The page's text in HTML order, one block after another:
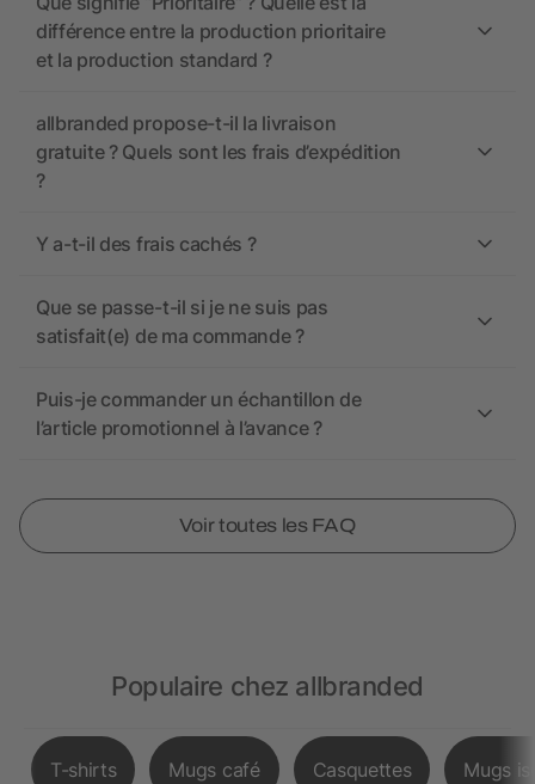
différence entre la production prioritaire
et la production standard ?
allbranded propose-t-il la livraison
gratuite ? Quels sont les frais d’expédition
?
Y a-t-il des frais cachés ?
Que se passe-t-il si je ne suis pas
satisfait(e) de ma commande ?
Puis-je commander un échantillon de
l’article promotionnel à l’avance ?
Voir toutes les FAQ
Populaire chez allbranded
T-shirts Mugs café Casquettes Mugs